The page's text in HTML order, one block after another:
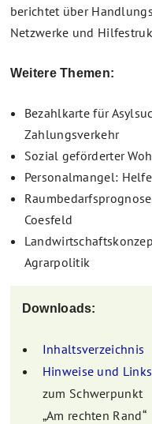
berichtet über
Netzwerke und
Weitere Themen:
Bezahlkarte für
Zahlungsverkehr
Sozial geförderter
Personalmangel:
Coesfeld
Agrarpolitik
Downloads:
Inhaltsverzeichnis
Hinweise und Links
zum Schwerpunkt
„Am rechten Rand“